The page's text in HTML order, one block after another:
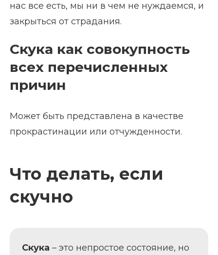
нас все есть, мы ни в чем не нуждаемся, и
закрыться от страдания.
Скука как совокупность
всех перечисленных
причин
Может быть представлена в качестве
прокрастинации или отчужденности.
Что делать, если
скучно
Скука – это непростое состояние, но